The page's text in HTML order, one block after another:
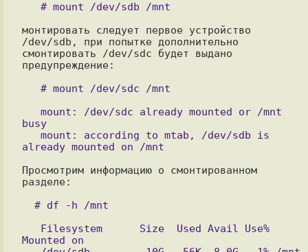
монтировать следует первое устройство
/dev/sdb, при попытке дополнительно
смонтировать /dev/sdc будет выдано
предупреждение:
busy
Просмотрим информацию о смонтированном
разделе:
Mounted on